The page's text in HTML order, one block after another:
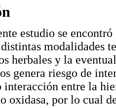
estudio se
modalidades
herbales y la
genera riesgo de
interacción entre la
oxidasa, por lo cual